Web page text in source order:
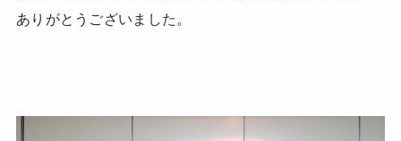
ありがとうございました。